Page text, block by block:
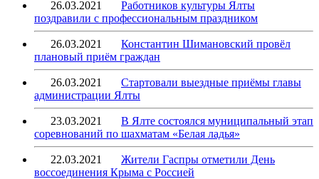
26.03.2021
Работников культуры Ялты
поздравили с профессиональным праздником
26.03.2021
Константин Шимановский провёл
плановый приём граждан
26.03.2021
Стартовали выездные приёмы главы
администрации Ялты
23.03.2021
В Ялте состоялся муниципальный этап
соревнований по шахматам «Белая ладья»
22.03.2021
Жители Гаспры отметили День
воссоединения Крыма с Россией